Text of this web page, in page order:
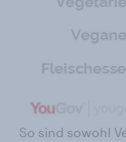
So sind sowohl